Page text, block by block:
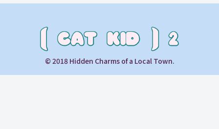
© 2018 Hidden Charms of a Local Town.